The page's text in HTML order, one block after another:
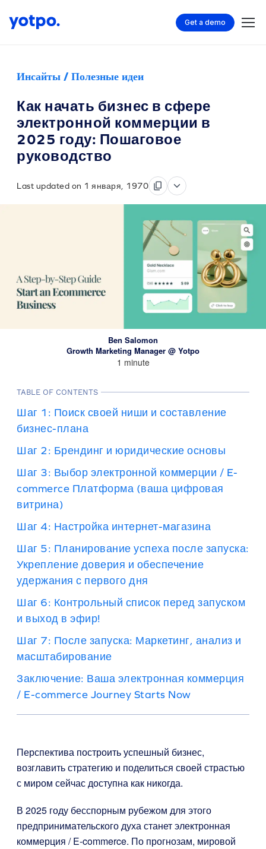
Get a demo
Инсайты / Полезные идеи
Как начать бизнес в сфере
электронной коммерции в
2025 году: Пошаговое
руководство
Last updated on 1 января, 1970
Ben Salomon
Growth Marketing Manager @ Yotpo
1 minute
TABLE OF CONTENTS
Шаг 1: Поиск своей ниши и составление
бизнес-плана
Шаг 2: Брендинг и юридические основы
Шаг 3: Выбор электронной коммерции / E-
commerce Платформа (ваша цифровая
витрина)
Шаг 4: Настройка интернет-магазина
Шаг 5: Планирование успеха после запуска:
Укрепление доверия и обеспечение
удержания с первого дня
Шаг 6: Контрольный список перед запуском
и выход в эфир!
Шаг 7: После запуска: Маркетинг, анализ и
масштабирование
Заключение: Ваша электронная коммерция
/ E-commerce Journey Starts Now
Перспектива построить успешный бизнес,
возглавить стратегию и поделиться своей страстью
с миром сейчас доступна как никогда.
В 2025 году бесспорным рубежом для этого
предпринимательского духа станет электронная
коммерция / E-commerce. По прогнозам, мировой